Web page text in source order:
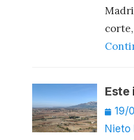
Este
el
19/
Nieto